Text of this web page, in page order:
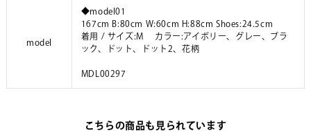
model
◆model01
167cm B:80cm W:60cm H:88cm Shoes:24.5cm
着用 / サイズ:M カラー:アイボリー、グレー、ブラ
ック、ドット、ドット2、花柄
MDL00297
こちらの商品も見られています